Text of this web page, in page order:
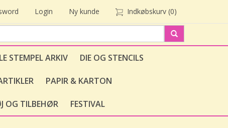
Login Ny kunde Indkøbskurv (0)
STEMPEL ARKIV DIE OG STENCILS
PAPIR & KARTON
OG TILBEHØR FESTIVAL